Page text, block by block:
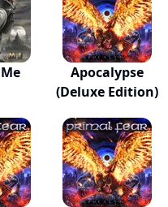
Apocalypse
(Deluxe Edition)